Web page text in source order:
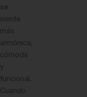
se
siente
más
armónica,
cómoda
y
funcional.
Cuando